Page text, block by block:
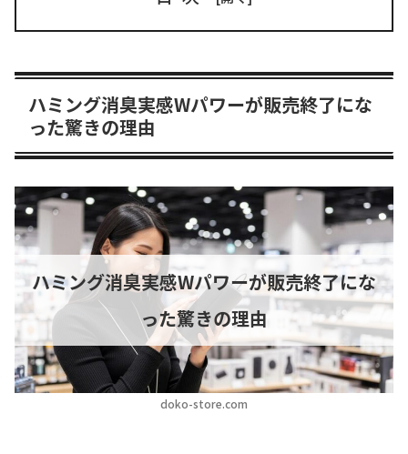
ハミング消臭実感Wパワーが販売終了にな
った驚きの理由
doko-store.com
ハミング消臭実感Wパワーが販売終了にな
った驚きの理由